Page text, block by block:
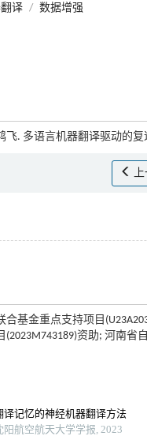
译 / 数据增强
飞. 多语言机器翻译驱动的复
上
合基金重点支持项目
资助; 河南省